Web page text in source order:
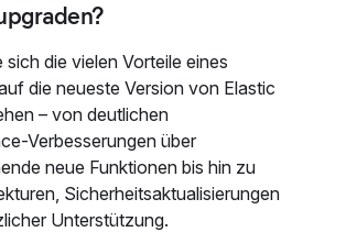
sich die vielen Vorteile eines
die neueste Version von Elastic
– von deutlichen
Verbesserungen über
neue Funktionen bis hin zu
Sicherheitsaktualisierungen
Unterstützung.